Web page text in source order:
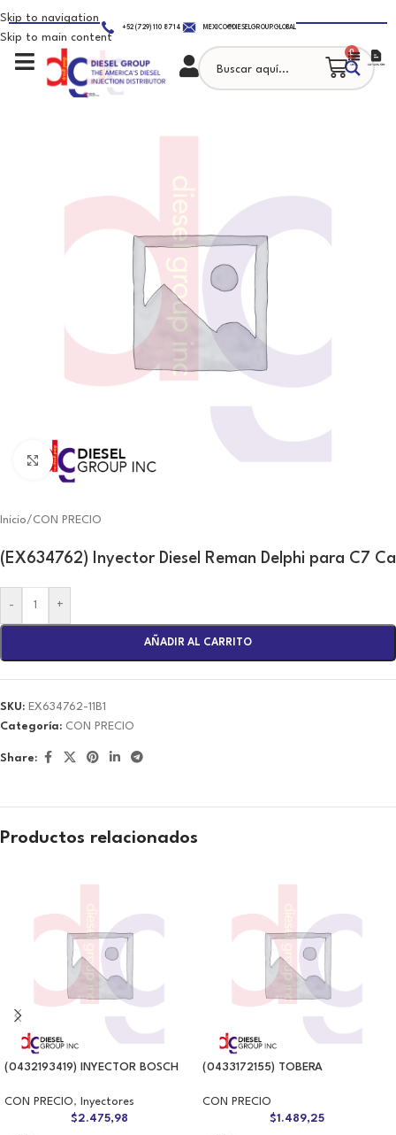
Skip to navigation
Skip to main content
+52 (729) 110 8714 MEXICO@DIESELGROUP.GLOBAL
0
Click to enlarge
Inicio/ CON PRECIO
(EX634762) Inyector Diesel Reman Delphi para C7 Ca
- +
AÑADIR AL CARRITO
SKU: EX634762-11B1
Categoría: CON PRECIO
Share:
Productos relacionados
(0432193419) INYECTOR BOSCH
CON PRECIO,
Inyectores
$2.475,98
(0433172155) TOBERA
CON PRECIO
$1.489,25